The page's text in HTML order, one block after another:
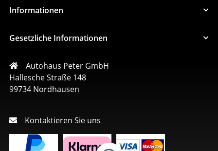
Informationen
Gesetzliche Informationen
Autohaus Peter GmbH
Hallesche Straße 148
99734 Nordhausen
Kontaktieren Sie uns